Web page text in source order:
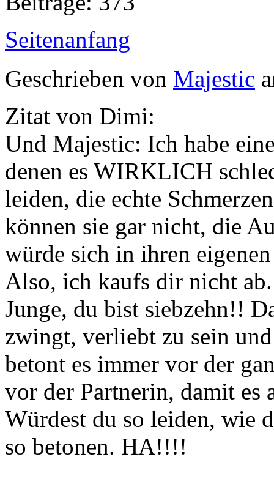
Seitenanfang
Geschrieben von Majestic
Zitat von Dimi:
Und Majestic: Ich habe
denen es WIRKLICH
leiden, die echte
können sie gar nicht, die
würde sich in ihren
Also, ich kaufs dir nicht
Junge, du bist siebzehn!!
zwingt, verliebt zu sein
betont es immer vor der
vor der Partnerin, damit
Würdest du so leiden, wie
so betonen. HA!!!!